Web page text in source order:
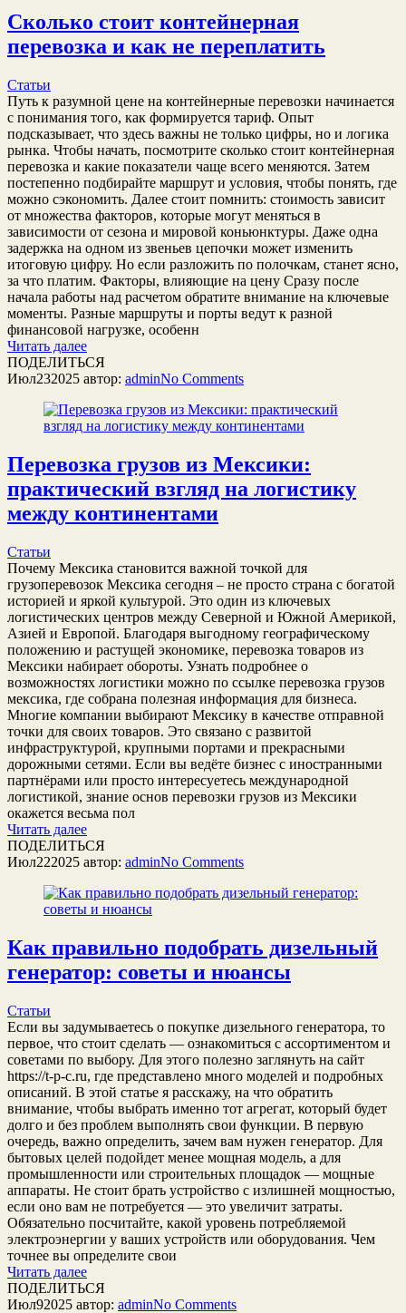
Сколько стоит контейнерная
перевозка и как не переплатить
Статьи
Путь к разумной цене на контейнерные перевозки начинается
с понимания того, как формируется тариф. Опыт
подсказывает, что здесь важны не только цифры, но и логика
рынка. Чтобы начать, посмотрите сколько стоит контейнерная
перевозка и какие показатели чаще всего меняются. Затем
постепенно подбирайте маршрут и условия, чтобы понять, где
можно сэкономить. Далее стоит помнить: стоимость зависит
от множества факторов, которые могут меняться в
зависимости от сезона и мировой коньюнктуры. Даже одна
задержка на одном из звеньев цепочки может изменить
итоговую цифру. Но если разложить по полочкам, станет ясно,
за что платим. Факторы, влияющие на цену Сразу после
начала работы над расчетом обратите внимание на ключевые
моменты. Разные маршруты и порты ведут к разной
финансовой нагрузке, особенн
Читать далее
ПОДЕЛИТЬСЯ
Июл232025 автор: adminNo Comments
Перевозка грузов из Мексики:
практический взгляд на логистику
между континентами
Статьи
Почему Мексика становится важной точкой для
грузоперевозок Мексика сегодня – не просто страна с богатой
историей и яркой культурой. Это один из ключевых
логистических центров между Северной и Южной Америкой,
Азией и Европой. Благодаря выгодному географическому
положению и растущей экономике, перевозка товаров из
Мексики набирает обороты. Узнать подробнее о
возможностях логистики можно по ссылке перевозка грузов
мексика, где собрана полезная информация для бизнеса.
Многие компании выбирают Мексику в качестве отправной
точки для своих товаров. Это связано с развитой
инфраструктурой, крупными портами и прекрасными
дорожными сетями. Если вы ведёте бизнес с иностранными
партнёрами или просто интересуетесь международной
логистикой, знание основ перевозки грузов из Мексики
окажется весьма пол
Читать далее
ПОДЕЛИТЬСЯ
Июл222025 автор: adminNo Comments
Как правильно подобрать дизельный
генератор: советы и нюансы
Статьи
Если вы задумываетесь о покупке дизельного генератора, то
первое, что стоит сделать — ознакомиться с ассортиментом и
советами по выбору. Для этого полезно заглянуть на сайт
https://t-p-c.ru, где представлено много моделей и подробных
описаний. В этой статье я расскажу, на что обратить
внимание, чтобы выбрать именно тот агрегат, который будет
долго и без проблем выполнять свои функции. В первую
очередь, важно определить, зачем вам нужен генератор. Для
бытовых целей подойдет менее мощная модель, а для
промышленности или строительных площадок — мощные
аппараты. Не стоит брать устройство с излишней мощностью,
если оно вам не потребуется — это увеличит затраты.
Обязательно посчитайте, какой уровень потребляемой
электроэнергии у ваших устройств или оборудования. Чем
точнее вы определите свои
Читать далее
ПОДЕЛИТЬСЯ
Июл92025 автор: adminNo Comments